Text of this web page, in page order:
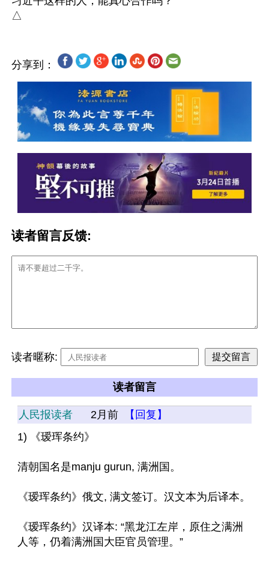
分享到：
读者留言反馈:
读者暱称:
读者留言
人民报读者 2月前
【回复】
1) 《瑷珲条约》
清朝国名是manju gurun, 满洲国。
《瑷珲条约》俄文, 满文签订。汉文本为后译本。
《瑷珲条约》汉译本: “黑龙江左岸，原住之满洲
人等，仍着满洲国大臣官员管理。”